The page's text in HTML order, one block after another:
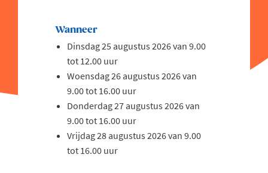
Wanneer
Dinsdag 25 augustus 2026 van 9.00
tot 12.00 uur
Woensdag 26 augustus 2026 van
9.00 tot 16.00 uur
Donderdag 27 augustus 2026 van
9.00 tot 16.00 uur
Vrijdag 28 augustus 2026 van 9.00
tot 16.00 uur